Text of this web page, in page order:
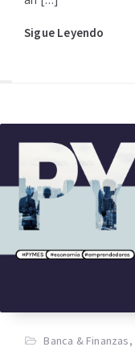
Sigue Leyendo
Banca & Finanzas,